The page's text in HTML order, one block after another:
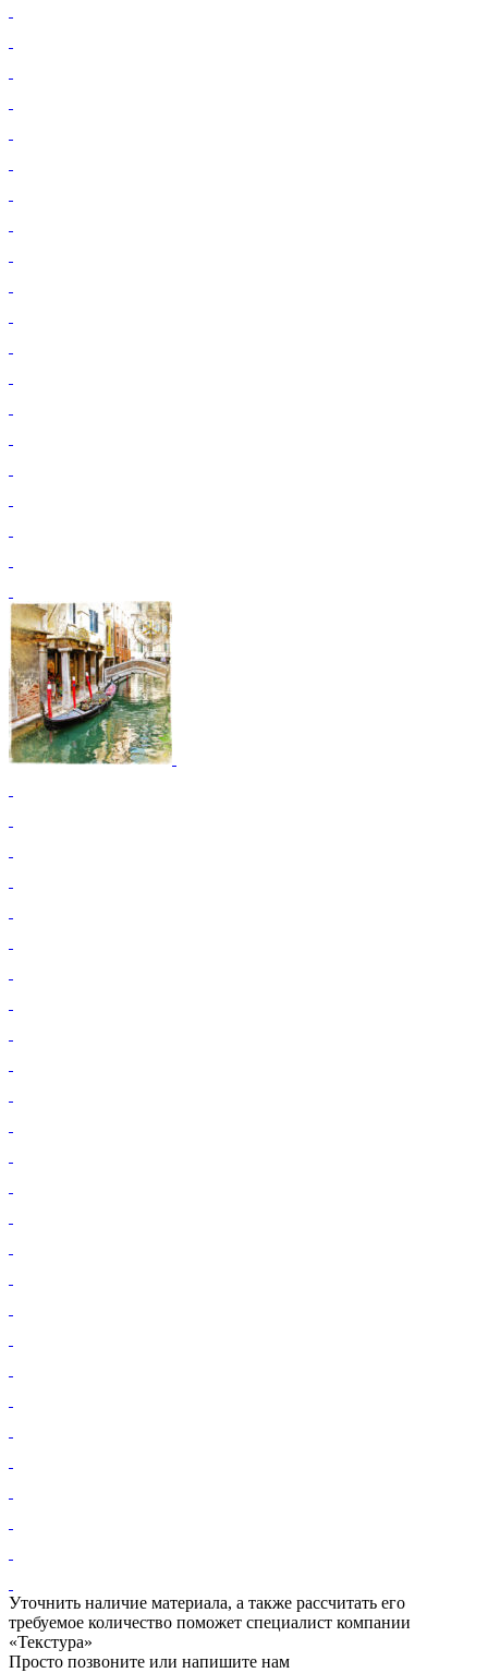
Уточнить наличие материала, а также рассчитать его
требуемое количество поможет специалист компании
«Текстура»
Просто позвоните или напишите нам